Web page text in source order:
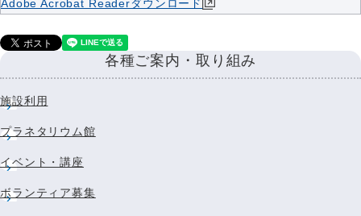
Adobe Acrobat Readerダウンロード
各種ご案内・取り組み
施設利用
プラネタリウム館
イベント・講座
ボランティア募集